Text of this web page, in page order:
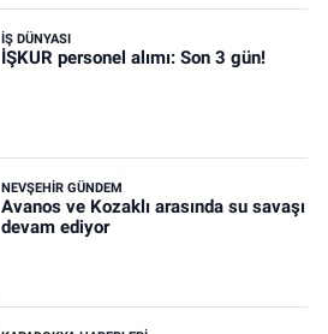
İŞ DÜNYASI
İŞKUR personel alımı: Son 3 gün!
NEVŞEHIR GÜNDEM
Avanos ve Kozaklı arasında su savaşı
devam ediyor